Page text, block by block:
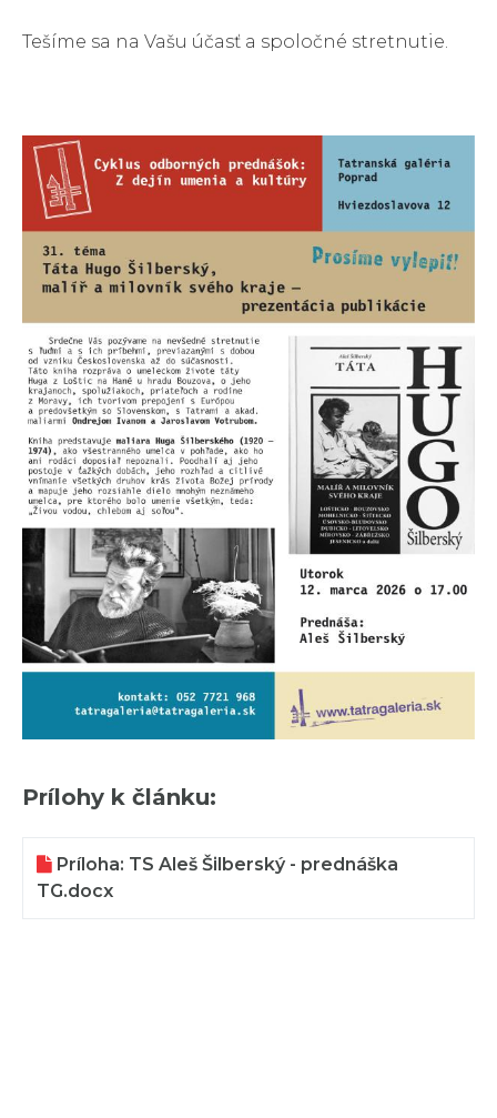
Tešíme sa na Vašu účasť a spoločné stretnutie.
Prílohy k článku:
Príloha: TS Aleš Šilberský - prednáška
TG.docx